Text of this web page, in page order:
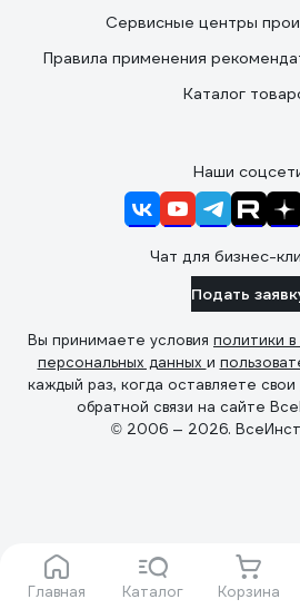
Главная Каталог Корзина
Сервисные центры
Правила применения
Каталог
Наши
Чат для бизнес-
Подать
Вы принимаете условия политики
персональных данных и
каждый раз, когда оставляете
обратной связи на сайте
© 2006 — 2026.